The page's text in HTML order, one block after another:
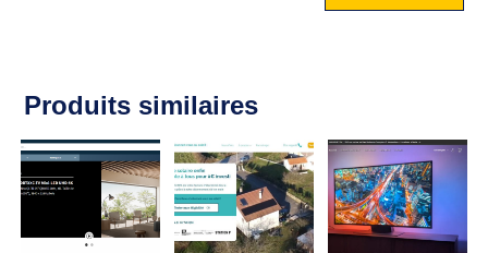
Produits similaires